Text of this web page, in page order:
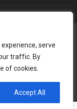
serve
traffic. By
of cookies.
Accept All
sakldır.